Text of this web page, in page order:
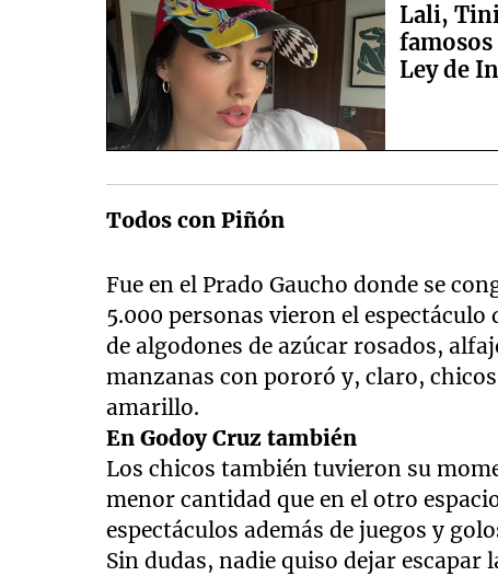
Lali,
Ley de
Todos con Piñón
Fue en el Prado Gaucho donde se
5.000 personas vieron el
de algodones de azúcar rosados,
manzanas con pororó y, claro,
amarillo.
En Godoy Cruz también
Los chicos también tuvieron su
menor cantidad que en el otro
espectáculos además de juegos y
Sin dudas, nadie quiso dejar